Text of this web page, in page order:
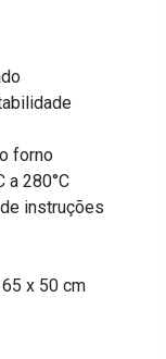
forno
a 280°C
instruções
x 50 cm